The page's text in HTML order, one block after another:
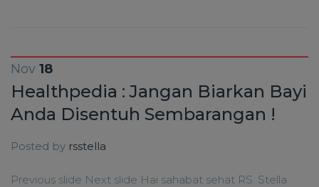
Nov 18
Healthpedia : Jangan Biarkan Bayi
Anda Disentuh Sembarangan !
Posted by rsstella
Previous slide Next slide Hai sahabat sehat RS. Stella